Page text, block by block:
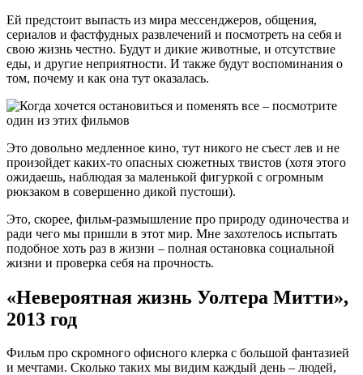
Ей предстоит выпасть из мира мессенджеров, общения,
сериалов и фастфудных развлечений и посмотреть на себя и
свою жизнь честно. Будут и дикие животные, и отсутствие
еды, и другие неприятности. И также будут воспоминания о
том, почему и как она тут оказалась.
Это довольно медленное кино, тут никого не съест лев и не
произойдет каких-то опасных сюжетных твистов (хотя этого
ожидаешь, наблюдая за маленькой фигуркой с огромным
рюкзаком в совершенно дикой пустоши).
Это, скорее, фильм-размышление про природу одиночества и
ради чего мы пришли в этот мир. Мне захотелось испытать
подобное хоть раз в жизни – полная остановка социальной
жизни и проверка себя на прочность.
«Невероятная жизнь Уолтера Митти»,
2013 год
Фильм про скромного офисного клерка с большой фантазией
и мечтами. Сколько таких мы видим каждый день – людей,